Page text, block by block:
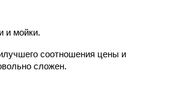
и мойки.
соотношения цены и
сложен.